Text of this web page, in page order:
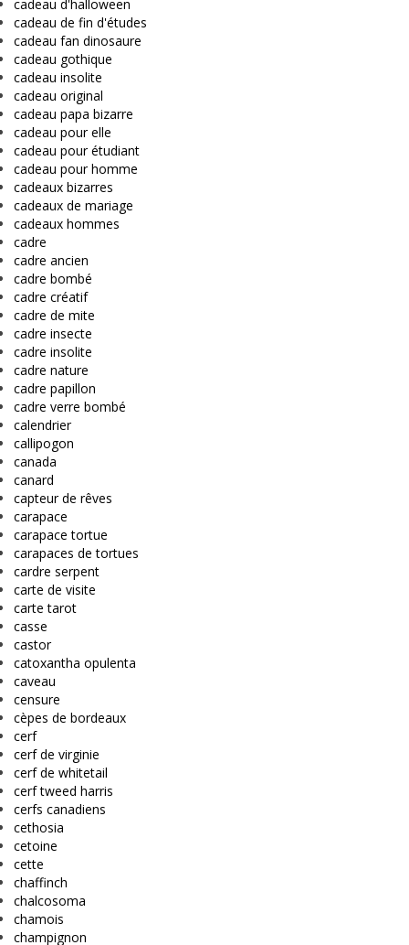
cadeau d'halloween
cadeau de fin d'études
cadeau fan dinosaure
cadeau gothique
cadeau insolite
cadeau original
cadeau papa bizarre
cadeau pour elle
cadeau pour étudiant
cadeau pour homme
cadeaux bizarres
cadeaux de mariage
cadeaux hommes
cadre
cadre ancien
cadre bombé
cadre créatif
cadre de mite
cadre insecte
cadre insolite
cadre nature
cadre papillon
cadre verre bombé
calendrier
callipogon
canada
canard
capteur de rêves
carapace
carapace tortue
carapaces de tortues
cardre serpent
carte de visite
carte tarot
casse
castor
catoxantha opulenta
caveau
censure
cèpes de bordeaux
cerf
cerf de virginie
cerf de whitetail
cerf tweed harris
cerfs canadiens
cethosia
cetoine
cette
chaffinch
chalcosoma
chamois
champignon